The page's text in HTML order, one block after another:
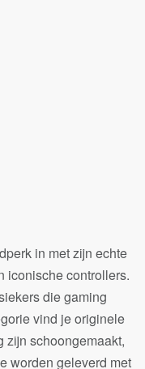
in met zijn echte
iconische controllers.
die gaming
vind je originele
zijn schoongemaakt,
worden geleverd met